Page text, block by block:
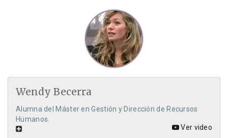
Wendy Becerra
Alumna del Máster en Gestión y Dirección de Recursos
Humanos.
Ver video